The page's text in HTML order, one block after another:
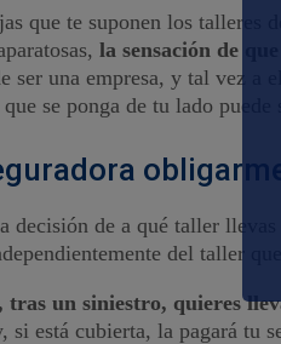
que te suponen los
la sensación de
ser una empresa, y tal vez a
se ponga de tu lado
decisión de a qué taller
del taller
tras un siniestro, quieres
si está cubierta, la pagará tu